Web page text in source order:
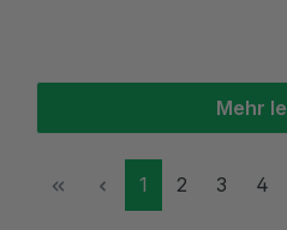
Mehr
Seite
1 Seite
2 Seite
3 Seite
4